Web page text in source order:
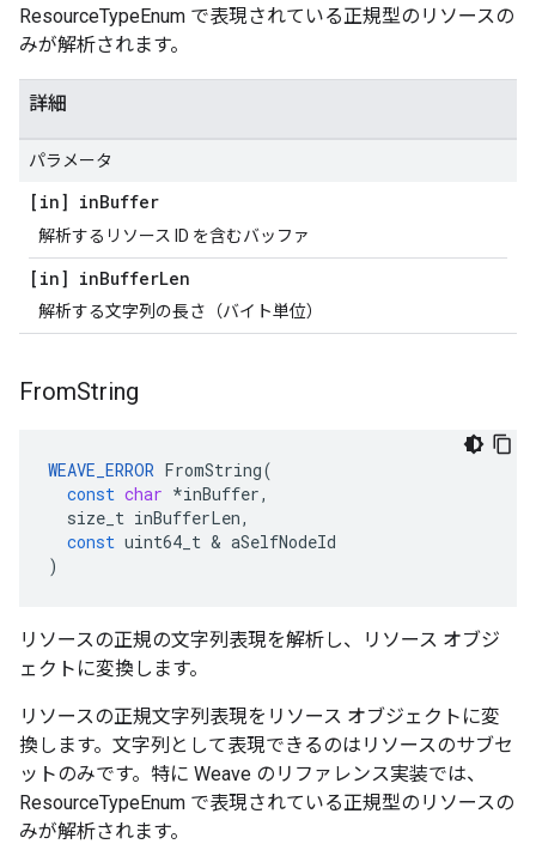
ResourceTypeEnum で表現されている正規型のリソースの
みが解析されます。
詳細
パラメータ
[in] inBuffer
解析するリソース ID を含むバッファ
[in] inBufferLen
解析する文字列の長さ（バイト単位）
FromString
WEAVE_ERROR FromString(
const char *inBuffer,
size_t inBufferLen,
const uint64_t & aSelfNodeId
)
リソースの正規の文字列表現を解析し、リソース オブジ
ェクトに変換します。
リソースの正規文字列表現をリソース オブジェクトに変
換します。文字列として表現できるのはリソースのサブセ
ットのみです。特に Weave のリファレンス実装では、
ResourceTypeEnum で表現されている正規型のリソースの
みが解析されます。